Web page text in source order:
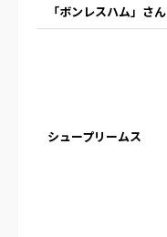
「ボンレスハム」さん
シュープリームス